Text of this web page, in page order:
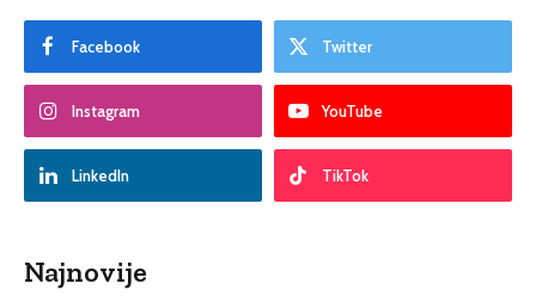
Facebook Twitter
Instagram YouTube
LinkedIn TikTok
Najnovije